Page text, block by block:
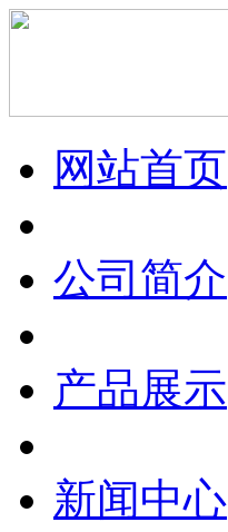
网站首页
公司简介
产品展示
新闻中心